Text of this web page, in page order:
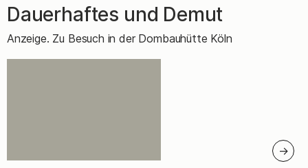
–
Dauerhaftes und Demut
Anzeige. Zu Besuch in der Dombauhütte Köln